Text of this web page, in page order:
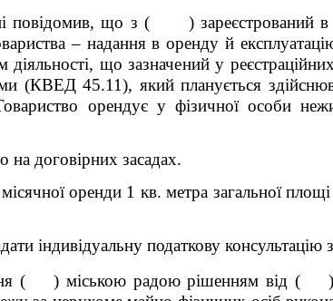
повідомив, що з ( ) зареєстрований
– надання в оренду й
що зазначений у
(КВЕД 45.11), який планується
Товариство орендує у фізичної особи
на договірних засадах.
місячної оренди 1 кв. метра загальної
індивідуальну податкову консультацію
( ) міською радою рішенням від ( )